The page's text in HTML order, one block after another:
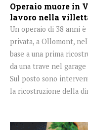
Operaio muore in
lavoro nella
Un operaio di 38 anni
privata, a Ollomont,
base a una prima
da una trave nel
Sul posto sono
la ricostruzione della